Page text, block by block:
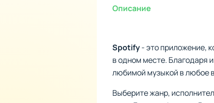
Описание
Spotify- это приложение,
в одном месте. Благодаря
любимой музыкой в любое
Выберите жанр,